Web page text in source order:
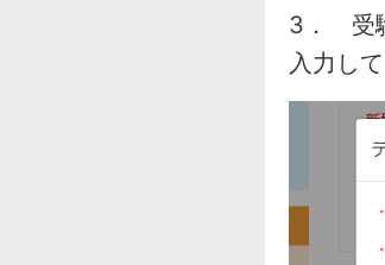
3． 受
入力し